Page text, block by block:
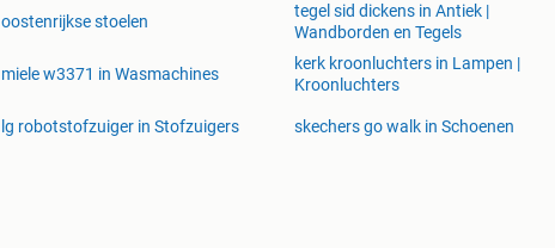
oostenrijkse stoelen
tegel sid dickens in Antiek |
Wandborden en Tegels
miele w3371 in Wasmachines
kerk kroonluchters in Lampen |
Kroonluchters
lg robotstofzuiger in Stofzuigers skechers go walk in Schoenen